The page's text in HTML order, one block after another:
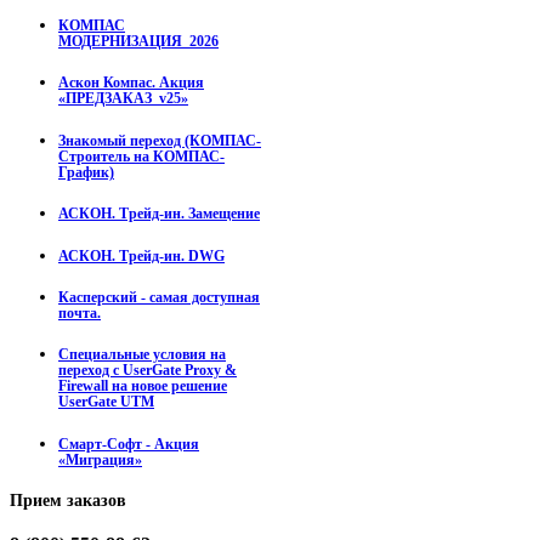
КОМПАС
МОДЕРНИЗАЦИЯ_2026
Аскон Компас. Акция
«ПРЕДЗАКАЗ_v25»
Знакомый переход (КОМПАС-
Строитель на КОМПАС-
График)
АСКОН. Трейд-ин. Замещение
АСКОН. Трейд-ин. DWG
Касперский - самая доступная
почта.
Специальные условия на
переход с UserGate Proxy &
Firewall на новое решение
UserGate UTM
Смарт-Софт - Акция
«Миграция»
Прием заказов